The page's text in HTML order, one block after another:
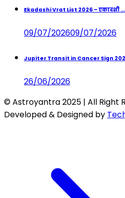
Ekadashi Vrat List 2026 – एकादशी ...
09/07/202609/07/2026
Jupiter Transit in Cancer Sign
26/06/2026
© Astroyantra 2025 | All Right
Developed & Designed by